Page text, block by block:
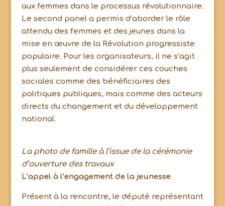
aux femmes dans le processus révolutionnaire.
Le second panel a permis d’aborder le rôle
attendu des femmes et des jeunes dans la
mise en œuvre de la Révolution progressiste
populaire. Pour les organisateurs, il ne s’agit
plus seulement de considérer ces couches
sociales comme des bénéficiaires des
politiques publiques, mais comme des acteurs
directs du changement et du développement
national.
La photo de famille à l’issue de la cérémonie
d’ouverture des travaux
L’appel à l’engagement de la jeunesse
Présent à la rencontre, le député représentant